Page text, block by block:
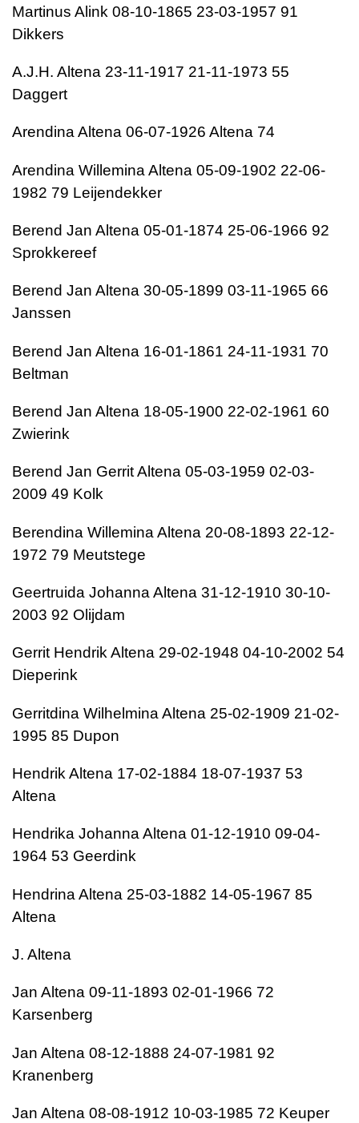
Martinus Alink 08-10-1865 23-03-1957 91
Dikkers
A.J.H. Altena 23-11-1917 21-11-1973 55
Daggert
Arendina Altena 06-07-1926 Altena 74
Arendina Willemina Altena 05-09-1902 22-06-
1982 79 Leijendekker
Berend Jan Altena 05-01-1874 25-06-1966 92
Sprokkereef
Berend Jan Altena 30-05-1899 03-11-1965 66
Janssen
Berend Jan Altena 16-01-1861 24-11-1931 70
Beltman
Berend Jan Altena 18-05-1900 22-02-1961 60
Zwierink
Berend Jan Gerrit Altena 05-03-1959 02-03-
2009 49 Kolk
Berendina Willemina Altena 20-08-1893 22-12-
1972 79 Meutstege
Geertruida Johanna Altena 31-12-1910 30-10-
2003 92 Olijdam
Gerrit Hendrik Altena 29-02-1948 04-10-2002 54
Dieperink
Gerritdina Wilhelmina Altena 25-02-1909 21-02-
1995 85 Dupon
Hendrik Altena 17-02-1884 18-07-1937 53
Altena
Hendrika Johanna Altena 01-12-1910 09-04-
1964 53 Geerdink
Hendrina Altena 25-03-1882 14-05-1967 85
Altena
J. Altena
Jan Altena 09-11-1893 02-01-1966 72
Karsenberg
Jan Altena 08-12-1888 24-07-1981 92
Kranenberg
Jan Altena 08-08-1912 10-03-1985 72 Keuper